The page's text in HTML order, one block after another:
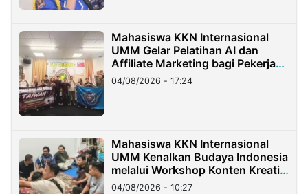
Mahasiswa KKN Internasional
UMM Gelar Pelatihan AI dan
Affiliate Marketing bagi Pekerja
Migran Indonesia di Taiwan
04/08/2026 - 17:24
Mahasiswa KKN Internasional
UMM Kenalkan Budaya Indonesia
melalui Workshop Konten Kreatif
di Taiwan
04/08/2026 - 10:27